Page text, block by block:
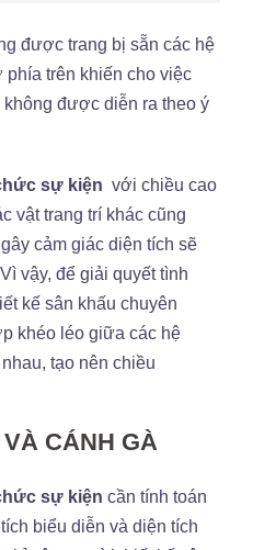
được trang bị sẵn các hệ
phía trên khiến cho việc
được diễn ra theo ý
sự kiện với chiều cao
vật trang trí khác cũng
cảm giác diện tích sẽ
vậy, để giải quyết tình
kế sân khấu chuyên
khéo léo giữa các hệ
tạo nên chiều
CÁNH GÀ
sự kiện cần tính toán
biểu diễn và diện tích